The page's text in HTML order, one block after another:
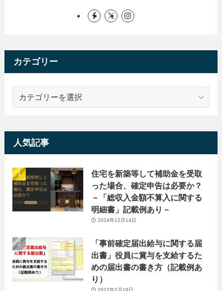
カテゴリー
リ
ー
人気記事
住宅を新築等して補助金を受取
った場合、確定申告は必要か？
－「総収入金額不算入に関する
明細書」記載例あり－
2024年12月14日
「事前確定届出給与に関する届
出書」役員に賞与を支給するた
めの届出書の書き方（記載例あ
り）
2022年2月19日